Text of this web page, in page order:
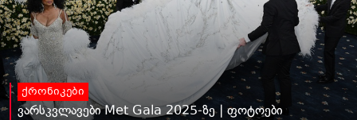
ქრონიკები
ვარსკვლავები Met Gala 2025-ზე | ფოტოები